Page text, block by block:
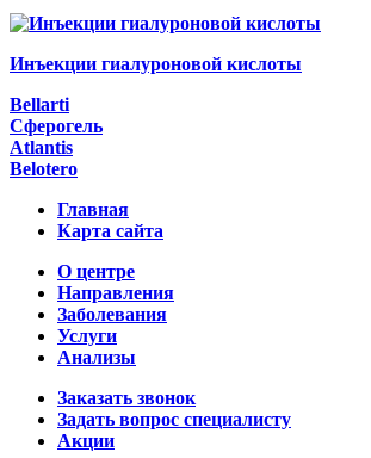
Инъекции гиалуроновой кислоты
Bellarti
Сферогель
Atlantis
Belotero
Главная
Карта сайта
О центре
Направления
Заболевания
Услуги
Анализы
Заказать звонок
Задать вопрос специалисту
Акции